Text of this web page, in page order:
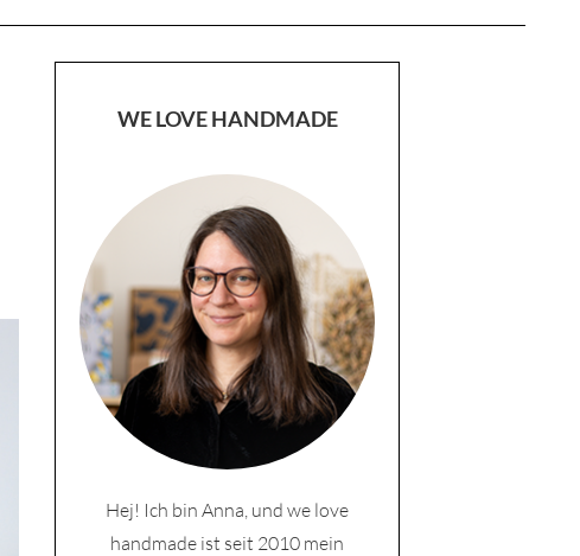
WE LOVE HANDMADE
Hej! Ich bin Anna, und we love
handmade ist seit 2010 mein